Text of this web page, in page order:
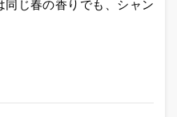
じ春の香りでも、シャン